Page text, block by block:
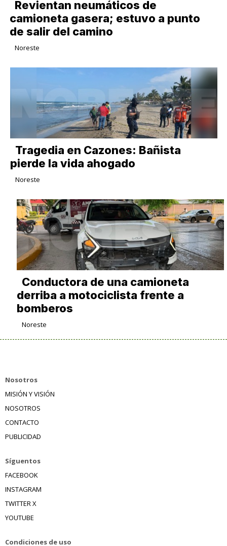
Revientan neumáticos de
camioneta gasera; estuvo a punto
de salir del camino
Noreste
Tragedia en Cazones: Bañista
pierde la vida ahogado
Noreste
Conductora de una camioneta
derriba a motociclista frente a
bomberos
Noreste
Nosotros
MISIÓN Y VISIÓN
NOSOTROS
CONTACTO
PUBLICIDAD
Síguentos
FACEBOOK
INSTAGRAM
TWITTER X
YOUTUBE
Condiciones de uso